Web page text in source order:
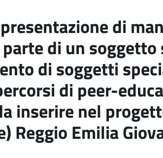
di
di un soggetto
di soggetti
di peer-
inserire nel
Reggio Emilia